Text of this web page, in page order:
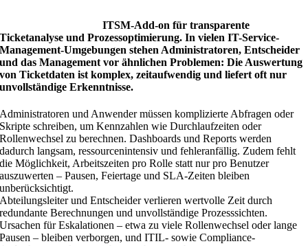
ITSM-Add-on für transparente
Ticketanalyse und Prozessoptimierung. In vielen IT-Service-
Management-Umgebungen stehen Administratoren, Entscheider
und das Management vor ähnlichen Problemen: Die Auswertung
von Ticketdaten ist komplex, zeitaufwendig und liefert oft nur
unvollständige Erkenntnisse.
Administratoren und Anwender müssen komplizierte Abfragen oder
Skripte schreiben, um Kennzahlen wie Durchlaufzeiten oder
Rollenwechsel zu berechnen. Dashboards und Reports werden
dadurch langsam, ressourcenintensiv und fehleranfällig. Zudem fehlt
die Möglichkeit, Arbeitszeiten pro Rolle statt nur pro Benutzer
auszuwerten – Pausen, Feiertage und SLA-Zeiten bleiben
unberücksichtigt.
Abteilungsleiter und Entscheider verlieren wertvolle Zeit durch
redundante Berechnungen und unvollständige Prozesssichten.
Ursachen für Eskalationen – etwa zu viele Rollenwechsel oder lange
Pausen – bleiben verborgen, und ITIL- sowie Compliance-